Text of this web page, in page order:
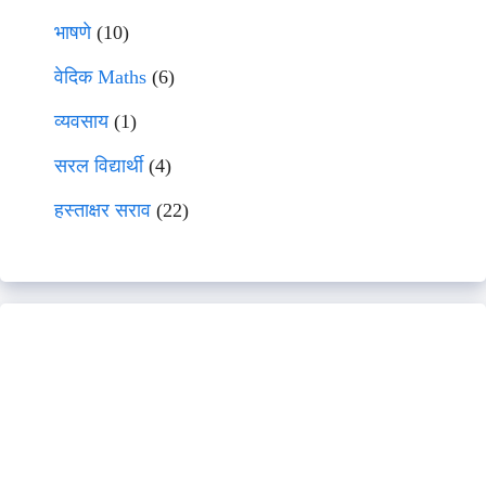
भाषणे(10)
वेदिक Maths (6)
व्यवसाय(1)
सरल विद्यार्थी(4)
हस्ताक्षर सराव (22)